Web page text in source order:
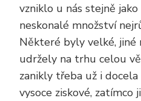
vzniklo u nás stejně
neskonalé množství
Některé byly velké, jiné
udržely na trhu celou
zanikly třeba už i
vysoce ziskové, zatímco